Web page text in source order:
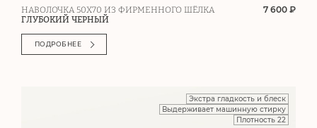
НАВОЛОЧКА 50Х70 ИЗ ФИРМЕННОГО ШЁЛКА
ГЛУБОКИЙ ЧЕРНЫЙ
7 600 ₽
ПОДРОБНЕЕ
Экстра гладкость и блеск
Выдерживает машинную стирку
Плотность 22